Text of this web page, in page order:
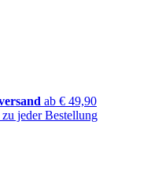
ab € 49,90
zu jeder Bestellung